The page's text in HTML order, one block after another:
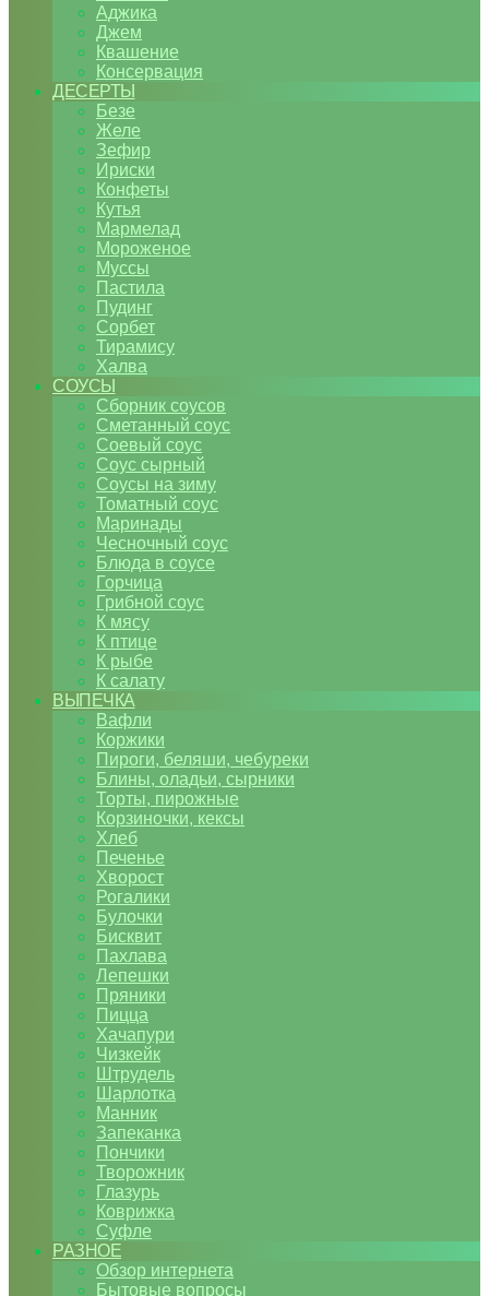
Аджика
Джем
Квашение
Консервация
ДЕСЕРТЫ
Безе
Желе
Зефир
Ириски
Конфеты
Кутья
Мармелад
Мороженое
Муссы
Пастила
Пудинг
Сорбет
Тирамису
Халва
СОУСЫ
Сборник соусов
Сметанный соус
Соевый соус
Соус сырный
Соусы на зиму
Томатный соус
Маринады
Чесночный соус
Блюда в соусе
Горчица
Грибной соус
К мясу
К птице
К рыбе
К салату
ВЫПЕЧКА
Вафли
Коржики
Пироги, беляши, чебуреки
Блины, оладьи, сырники
Торты, пирожные
Корзиночки, кексы
Хлеб
Печенье
Хворост
Рогалики
Булочки
Бисквит
Пахлава
Лепешки
Пряники
Пицца
Хачапури
Чизкейк
Штрудель
Шарлотка
Манник
Запеканка
Пончики
Творожник
Глазурь
Коврижка
Суфле
РАЗНОЕ
Обзор интернета
Бытовые вопросы